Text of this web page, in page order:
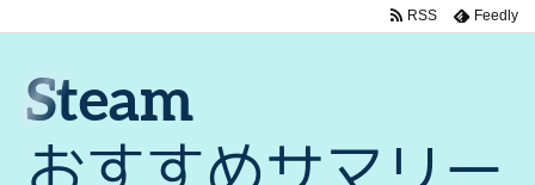
RSS Feedly